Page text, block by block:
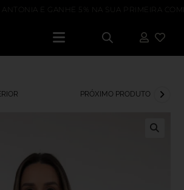
E GANHE 5% NA SUA PRIMEIRA
PRÓXIMO PRODUTO